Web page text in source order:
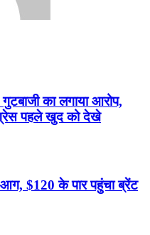
का लगाया आरोप,
पहले खुद को देखे
$120 के पार पहुंचा ब्रेंट